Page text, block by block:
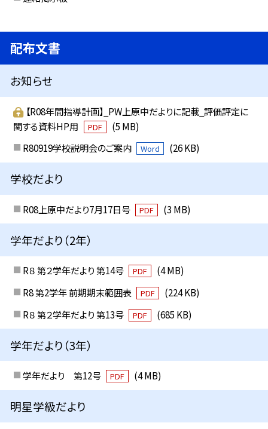
配布文書
お知らせ
【R08年間指導計画】_PW上原中だよりに記載_評価評定に
関する資料HP用
PDF
(5 MB)
R80919学校説明会のご案内
Word (26 KB)
学校だより
R08上原中だより7月17日号 PDF (3 MB)
学年だより（2年）
R８ 第２学年だより 第14号 PDF
(4 MB)
R8 第2学年 前期期末範囲表
PDF
(224 KB)
R８ 第２学年だより 第13号
PDF (685 KB)
学年だより（3年）
学年だより 第12号 PDF (4 MB)
明星学級だより